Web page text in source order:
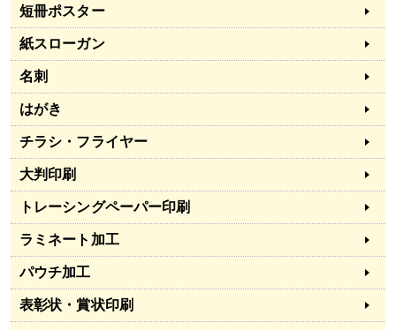
短冊ポスター
紙スローガン
名刺
はがき
チラシ・フライヤー
大判印刷
トレーシングペーパー印刷
ラミネート加工
パウチ加工
表彰状・賞状印刷